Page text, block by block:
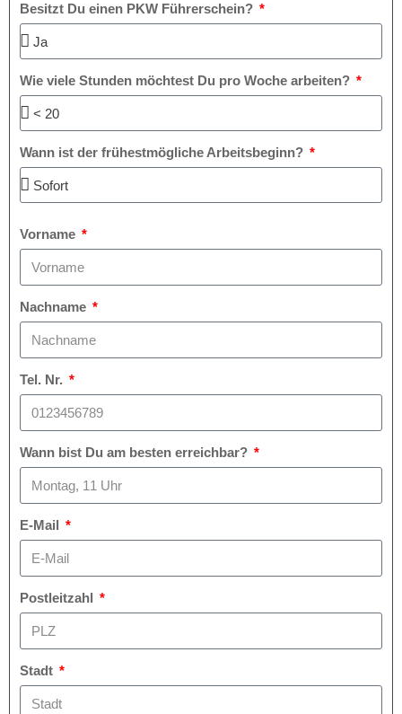
Besitzt Du einen PKW Führerschein?
Wie viele Stunden möchtest Du pro Woche arbeiten?
Wann ist der frühestmögliche Arbeitsbeginn?
Vorname
Nachname
Tel. Nr.
Wann bist Du am besten erreichbar?
E-Mail
Postleitzahl
Stadt